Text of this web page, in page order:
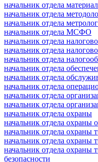
начальник отдела
начальник отдела
начальник отдела
начальник отдела МСФО
начальник отдела
начальник отдела
начальник отдела
начальник отдела
начальник отдела
начальник отдела
начальник отдела
начальник отдела
начальник отдела охраны
начальник отдела
начальник отдела охраны
начальник отдела охраны
начальник отдела охраны
безопасности